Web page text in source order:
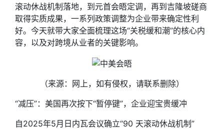
滚动休战机制落地，到元首会晤定调，再到吉隆坡磋商
取得实质成果，一系列政策调整为企业带来确定性利
好。今天就带大家全面梳理这场“关税缓和潮”的核心内
容，以及对跨境从业者的关键影响。
（来源：网上，如有侵权，请联系删除）
“减压”：美国再次按下“暂停键”，企业迎宝贵缓冲
自2025年5月日内瓦会议确立“90 天滚动休战机制”